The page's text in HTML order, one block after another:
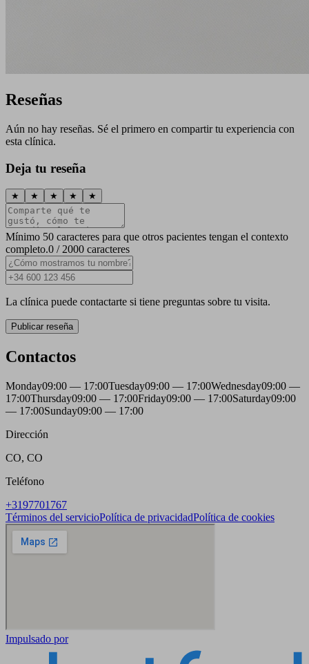
Reseñas
Aún no hay reseñas. Sé el primero en compartir tu experiencia con
esta clínica.
Deja tu reseña
★ ★ ★ ★ ★
Mínimo 50 caracteres para que otros pacientes tengan el contexto
completo.0 / 2000 caracteres
La clínica puede contactarte si tiene preguntas sobre tu visita.
Publicar reseña
Contactos
Monday09:00 — 17:00Tuesday09:00 — 17:00Wednesday09:00 —
17:00Thursday09:00 — 17:00Friday09:00 — 17:00Saturday09:00
— 17:00Sunday09:00 — 17:00
Dirección
CO, CO
Teléfono
+3197701767
Términos del servicioPolítica de privacidadPolítica de cookies
Impulsado por